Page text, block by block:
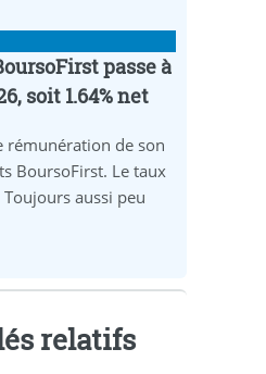
passe à
soit 1.64% net
rémunération de son
BoursoFirst. Le taux
aussi peu
relatifs